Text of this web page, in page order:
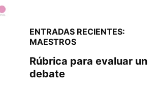
ENTRADAS RECIENTES:
MAESTROS
Rúbrica para evaluar un
debate